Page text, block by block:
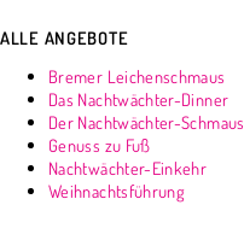
ALLE ANGEBOTE
Bremer Leichenschmaus
Das Nachtwächter-Dinner
Der Nachtwächter-Schmaus
Genuss zu Fuß
Nachtwächter-Einkehr
Weihnachtsführung